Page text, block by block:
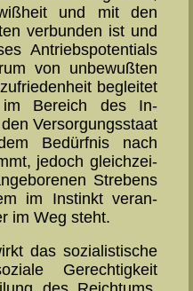
und mit den
verbunden ist und
Antriebspotentials
von unbewußten
begleitet
im Bereich des In­
Ver­sor­gungs­staat
Bedürfnis nach
je­doch gleichzei­
Strebens
im Instinkt veran­
im Weg steht.
das sozialistische
Gerechtigkeit